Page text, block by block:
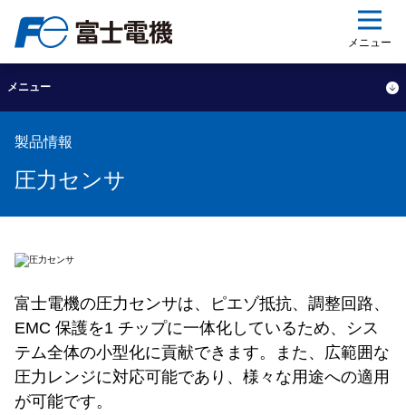
メニュー
メニュー
製品情報
圧力センサ
富士電機の圧力センサは、ピエゾ抵抗、調整回路、
EMC 保護を1 チップに一体化しているため、シス
テム全体の小型化に貢献できます。また、広範囲な
圧力レンジに対応可能であり、様々な用途への適用
が可能です。